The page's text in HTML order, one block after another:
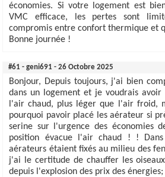
économies. Si votre logement est
VMC efficace, les pertes sont
compromis entre confort thermique et
Bonne journée !
#61 - geni691 - 26 Octobre 2025
Bonjour, Depuis toujours, j'ai bien
dans un logement et je voudrais avoir
l'air chaud, plus léger que l'air froid,
pourquoi pavoir placé les aérateur si
serine sur l'urgence des économies
position évacue l'air chaud ! !
aérateurs étaient fixés au milieu des
j'ai le certitude de chauffer les
depuis l'explosion des prix des